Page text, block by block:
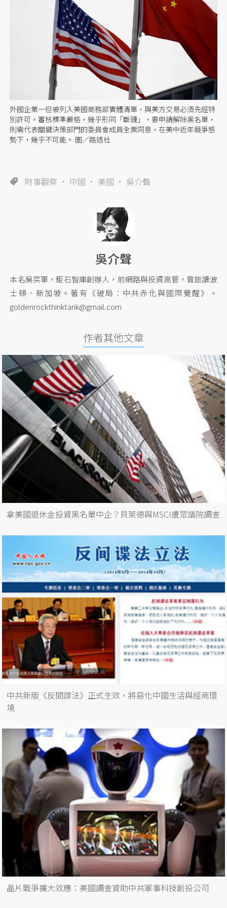
外國企業一但被列入美國商務部實體清單，與美方交易必須先經特
別許可，審核標準嚴格，幾乎形同「斷鏈」，要申請解除黑名單，
則需代表關鍵決策部門的委員會成員全票同意，在美中近年競爭態
勢下，幾乎不可能。 圖／路透社
時事觀察 中國 美國 吳介聲
吳介聲
本名吳奕軍，鉅石智庫創辦人，前網路與投資高管，曾旅讀波
士頓、新加坡。著有《破局：中共赤化與國際覺醒》。
goldenrockthinktank@gmail.com
作者其他文章
拿美國退休金投資黑名單中企？貝萊德與MSCI遭眾議院調查
中共新版《反間諜法》正式生效，將惡化中國生活與經商環
境
晶片戰爭擴大效應：美國調查資助中共軍事科技創投公司